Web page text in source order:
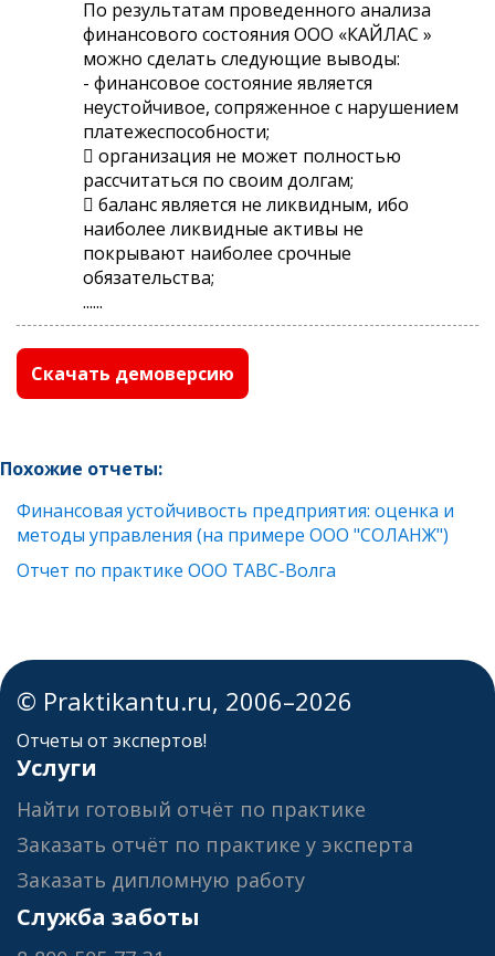
По результатам проведенного анализа
финансового состояния ООО «КАЙЛАС »
можно сделать следующие выводы:
- финансовое состояние является
неустойчивое, сопряженное с нарушением
платежеспособности;
 организация не может полностью
рассчитаться по своим долгам;
 баланс является не ликвидным, ибо
наиболее ликвидные активы не
покрывают наиболее срочные
обязательства;
......
Скачать демоверсию
Похожие отчеты:
Финансовая устойчивость предприятия: оценка и
методы управления (на примере ООО "СОЛАНЖ")
Отчет по практике ООО ТАВС-Волга
© Praktikantu.ru, 2006–2026
Отчеты от экспертов!
Услуги
Найти готовый отчёт по практике
Заказать отчёт по практике у эксперта
Заказать дипломную работу
Служба заботы